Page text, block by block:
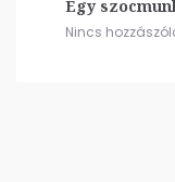
Egy
Nincs